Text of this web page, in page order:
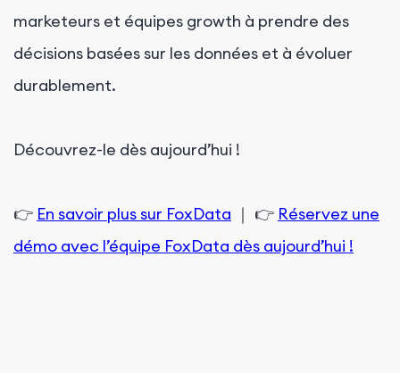
marketeurs et équipes growth à prendre des
décisions basées sur les données et à évoluer
durablement.
Découvrez-le dès aujourd’hui !
👉 En savoir plus sur FoxData ｜ 👉 Réservez une
démo avec l’équipe FoxData dès aujourd’hui !